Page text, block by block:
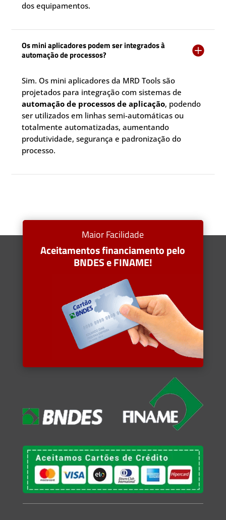
dos equipamentos.
Os mini aplicadores podem ser integrados à
automação de processos?

Sim. Os mini aplicadores da MRD Tools são
projetados para integração com sistemas de
automação de processos de aplicação, podendo
ser utilizados em linhas semi-automáticas ou
totalmente automatizadas, aumentando
produtividade, segurança e padronização do
processo.
Maior Facilidade
Aceitamentos financiamento pelo
BNDES e FINAME!